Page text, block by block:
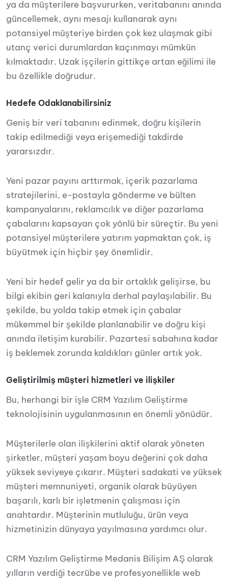
ya da müşterilere başvururken, veritabanını anında
güncellemek, aynı mesajı kullanarak aynı
potansiyel müşteriye birden çok kez ulaşmak gibi
utanç verici durumlardan kaçınmayı mümkün
kılmaktadır. Uzak işçilerin gittikçe artan eğilimi ile
bu özellikle doğrudur.
Hedefe Odaklanabilirsiniz
Geniş bir veri tabanını edinmek, doğru kişilerin
takip edilmediği veya erişemediği takdirde
yararsızdır.
Yeni pazar payını arttırmak, içerik pazarlama
stratejilerini, e-postayla gönderme ve bülten
kampanyalarını, reklamcılık ve diğer pazarlama
çabalarını kapsayan çok yönlü bir süreçtir. Bu yeni
potansiyel müşterilere yatırım yapmaktan çok, iş
büyütmek için hiçbir şey önemlidir.
Yeni bir hedef gelir ya da bir ortaklık gelişirse, bu
bilgi ekibin geri kalanıyla derhal paylaşılabilir. Bu
şekilde, bu yolda takip etmek için çabalar
mükemmel bir şekilde planlanabilir ve doğru kişi
anında iletişim kurabilir. Pazartesi sabahına kadar
iş beklemek zorunda kaldıkları günler artık yok.
Geliştirilmiş müşteri hizmetleri ve ilişkiler
Bu, herhangi bir işle CRM Yazılım Geliştirme
teknolojisinin uygulanmasının en önemli yönüdür.
Müşterilerle olan ilişkilerini aktif olarak yöneten
şirketler, müşteri yaşam boyu değerini çok daha
yüksek seviyeye çıkarır. Müşteri sadakati ve yüksek
müşteri memnuniyeti, organik olarak büyüyen
başarılı, karlı bir işletmenin çalışması için
anahtardır. Müşterinin mutluluğu, ürün veya
hizmetinizin dünyaya yayılmasına yardımcı olur.
CRM Yazılım Geliştirme Medanis Bilişim AŞ olarak
yılların verdiği tecrübe ve profesyonellikle web